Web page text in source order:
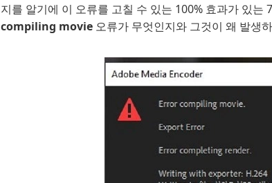
지를 알기에 이 오류를 고칠 수 있는 100% 효과가 있
compiling movie 오류가 무엇인지와 그것이 왜 발생